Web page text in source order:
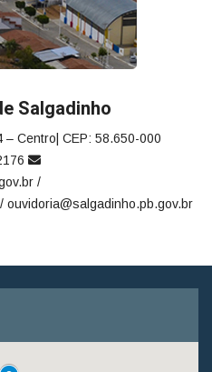
Salgadinho
Centro| CEP: 58.650-000
/
ouvidoria@salgadinho.pb.gov.br